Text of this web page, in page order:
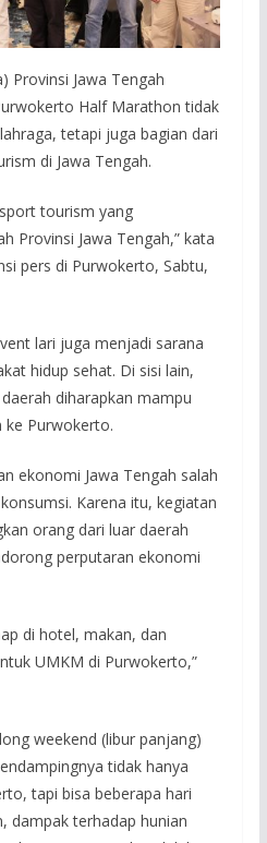
Provinsi Jawa Tengah
Half Marathon tidak
tetapi juga bagian dari
di Jawa Tengah.
tourism yang
Provinsi Jawa Tengah,” kata
pers di Purwokerto, Sabtu,
lari juga menjadi sarana
hidup sehat. Di sisi lain,
diharapkan mampu
ke Purwokerto.
ekonomi Jawa Tengah salah
Karena itu, kegiatan
orang dari luar daerah
perputaran ekonomi
di hotel, makan, dan
UMKM di Purwokerto,”
weekend (libur panjang)
tidak hanya
tapi bisa beberapa hari
dampak terhadap hunian